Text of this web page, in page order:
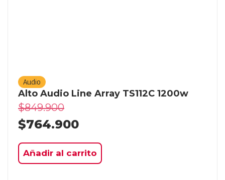
Audio
Alto Audio Line Array TS112C 1200w
$849.900
$764.900
Añadir al carrito